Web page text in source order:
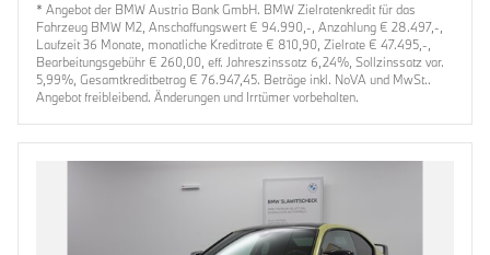
* Angebot der BMW Austria Bank GmbH. BMW Zielratenkredit für das
Fahrzeug BMW M2, Anschaffungswert € 94.990,-, Anzahlung € 28.497,-,
Laufzeit 36 Monate, monatliche Kreditrate € 810,90, Zielrate € 47.495,-,
Bearbeitungsgebühr € 260,00, eff. Jahreszinssatz 6,24%, Sollzinssatz var.
5,99%, Gesamtkreditbetrag € 76.947,45. Beträge inkl. NoVA und MwSt..
Angebot freibleibend. Änderungen und Irrtümer vorbehalten.